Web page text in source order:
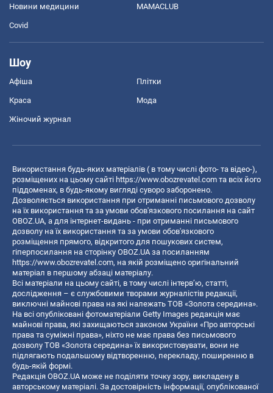
Новини медицини MAMACLUB
Covid
Шоу
Афіша Плітки
Краса Мода
Жіночий журнал
Використання будь-яких матеріалів ( в тому числі фото- та відео-),
розміщених на цьому сайті https://www.obozrevatel.com та всіх його
піддоменах, в будь-якому вигляді суворо заборонено.
Дозволяється використання при отриманні письмового дозволу
на їх використання та за умови обов'язкового посилання на сайт
OBOZ.UA, а для інтернет-видань - при отриманні письмового
дозволу на їх використання та за умови обов'язкового
розміщення прямого, відкритого для пошукових систем,
гіперпосилання на сторінку OBOZ.UA за посиланням
https://www.obozrevatel.com, на якій розміщено оригінальний
матеріал в першому абзаці матеріалу.
Всі матеріали на цьому сайті, в тому числі інтерв’ю, статті,
дослідження – є службовими творами журналістів редакції,
виключні майнові права на які належать ТОВ «Золота середина».
На всі опубліковані фотоматеріали Getty Images редакція має
майнові права, які захищаються законом України «Про авторські
права та суміжні права», ніхто не має права без письмового
дозволу ТОВ «Золота середина» їх використовувати, вони не
підлягають подальшому відтворенню, перекладу, поширенню в
будь-якій формі.
Редакція OBOZ.UA може не поділяти точку зору, викладену в
авторському матеріалі. За достовірність інформації, опублікованої